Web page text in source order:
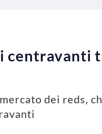
centravanti
dei reds,